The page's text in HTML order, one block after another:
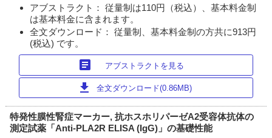
アブストラクト： 従量制は110円（税込）、基本料金制
は基本料金に含まれます。
全文ダウンロード： 従量制、基本料金制の方共に913円
(税込) です。
article アブストラクトを見る
download 全文ダウンロード(0.86MB)
特発性膜性腎症マーカー, 抗ホスホリパーゼA2受容体抗体の
測定試薬「Anti-PLA2R ELISA (IgG)」の基礎性能